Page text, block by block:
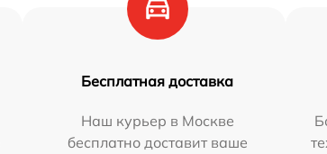
Бесплатная доставка
Наш курьер в Москве
бесплатно доставит ваше